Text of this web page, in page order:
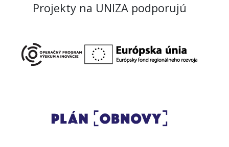
Projekty na UNIZA podporujú